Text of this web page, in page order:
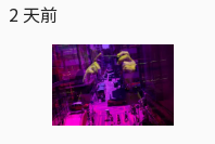
2 天前